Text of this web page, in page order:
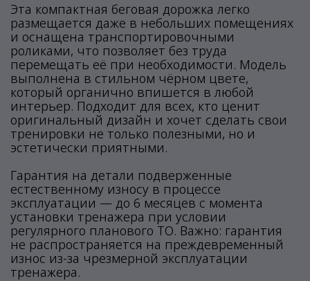
Эта компактная беговая дорожка легко
размещается даже в небольших помещениях
и оснащена транспортировочными
роликами, что позволяет без труда
перемещать её при необходимости. Модель
выполнена в стильном чёрном цвете,
который органично впишется в любой
интерьер. Подходит для всех, кто ценит
оригинальный дизайн и хочет сделать свои
тренировки не только полезными, но и
эстетически приятными.
Гарантия на детали подверженные
естественному износу в процессе
эксплуатации — до 6 месяцев с момента
установки тренажера при условии
регулярного планового ТО. Важно: гарантия
не распространяется на преждевременный
износ из-за чрезмерной эксплуатации
тренажера.